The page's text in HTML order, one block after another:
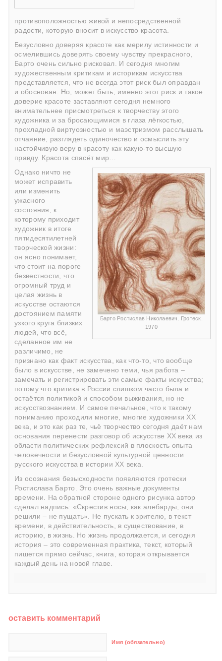
противоположностью живой и непосредственной
радости, которую вносит в искусство красота.
Безусловно доверяя красоте как мерилу истинности и
осмелившись доверять своему чувству прекрасного,
Барто очень сильно рисковал. И сегодня многим
художественным критикам и историкам искусства
представляется, что не всегда этот риск был оправдан
и обоснован. Но, может быть, именно этот риск и такое
доверие красоте заставляют сегодня немного
внимательнее присмотреться к творчеству этого
художника и за бросающимися в глаза лёгкостью,
прохладной виртуозностью и маэстризмом расслышать
отчаяние, разглядеть одиночество и осмыслить эту
настойчивую веру в красоту как какую-то высшую
правду. Красота спасёт мир…
Барто Ростислав Николаевич. Гротеск.
1970
Однако ничто не
может исправить
или изменить
ужасного
состояния, к
которому приходит
художник в итоге
пятидесятилетней
творческой жизни:
он ясно понимает,
что стоит на пороге
безвестности, что
огромный труд и
целая жизнь в
искусстве остаются
достоянием памяти
узкого круга близких
людей, что всё,
сделанное им не
различимо, не
признано как факт искусства, как что-то, что вообще
было в искусстве, не замечено теми, чья работа –
замечать и регистрировать эти самые факты искусства;
потому что критика в России слишком часто была и
остаётся политикой и способом выживания, но не
искусствознанием. И самое печальное, что к такому
пониманию проходили многие, многие художники ХХ
века, и это как раз те, чьё творчество сегодня даёт нам
основания перенести разговор об искусстве ХХ века из
области политических рефлексий в плоскость опыта
человечности и безусловной культурной ценности
русского искусства в истории ХХ века.
Из осознания безысходности появляются гротески
Ростислава Барто. Это очень важные документы
времени. На обратной стороне одного рисунка автор
сделал надпись: «Скрестив носы, как алебарды, они
решили – не пущать». Не пускать к зрителю, в текст
времени, в действительность, в существование, в
историю, в жизнь. Но жизнь продолжается, и сегодня
история – это современная практика, текст, который
пишется прямо сейчас, книга, которая открывается
каждый день на новой главе.
оставить комментарий
Имя (обязательно)